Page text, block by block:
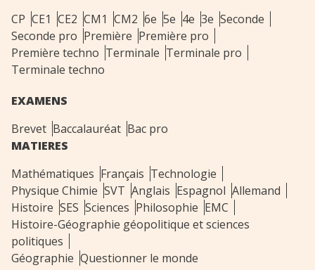
CP CE1 CE2 CM1 CM2 6e 5e 4e 3e Seconde
Seconde pro Première Première pro
Première techno Terminale Terminale pro
Terminale techno
EXAMENS
Brevet Baccalauréat Bac pro
MATIERES
Mathématiques Français Technologie
Physique Chimie SVT Anglais Espagnol Allemand
Histoire SES Sciences Philosophie EMC
Histoire-Géographie géopolitique et sciences
politiques
Géographie Questionner le monde